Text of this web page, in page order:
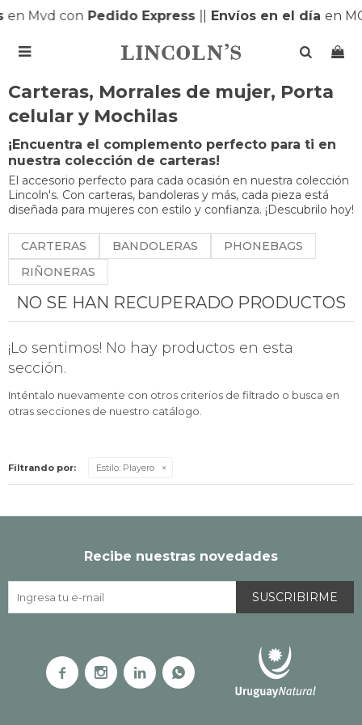
en Mvd conPedido Express Envíos en el día en

Carteras, Morrales de mujer, Porta
celular y Mochilas
¡Encuentra el complemento perfecto para ti en
nuestra colección de carteras!
El accesorio perfecto para cada ocasión en nuestra colección
Lincoln's. Con carteras, bandoleras y más, cada pieza está
diseñada para mujeres con estilo y confianza. ¡Descubrilo hoy!
CARTERAS BANDOLERAS
PHONEBAGS
RIÑONERAS
NO SE HAN RECUPERADO PRODUCTOS
¡Lo sentimos! No hay productos en esta
sección.
Inténtalo nuevamente con otros criterios de filtrado o busca en
otras secciones de nuestro catálogo.
Filtrando por: Estilo: Playero
Recibe nuestras novedades
SUSCRIBIRME
   